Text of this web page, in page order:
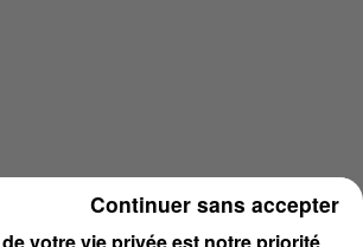
Continuer sans accepter